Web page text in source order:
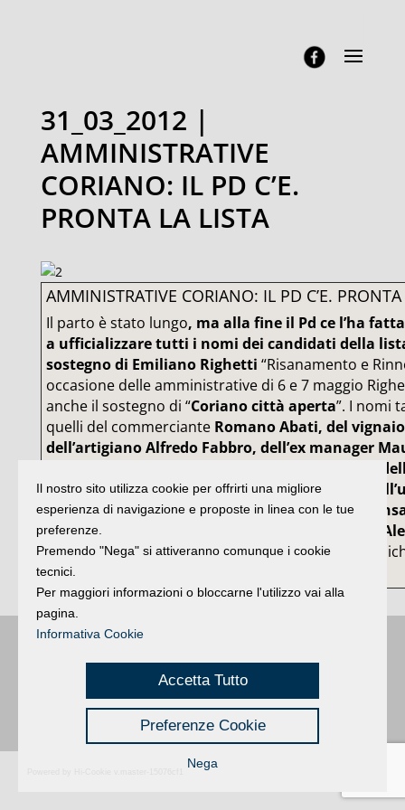
31_03_2012 |
AMMINISTRATIVE
CORIANO: IL PD C’E.
PRONTA LA LISTA
AMMINISTRATIVE CORIANO: IL PD C’E.
Il parto è stato lungo, ma alla fine il Pd ce l’ha
a ufficializzare tutti i nomi dei candidati della
sostegno di Emiliano Righetti “Risanamento e
occasione delle amministrative di 6 e 7 maggio
anche il sostegno di “Coriano città aperta”. I nomi
quelli del commerciante Romano Abati, del
dell’artigiano Alfredo Fabbro, dell’ex manager
del ricercatore universitario Cristian Paolucci,
Pamela Pasini, del musicista Eros Rambaldi,
dell’Aereonautica Luigi Romagnuolo, del
Alessandro Scognamiglio, della commerciante
Righetti ha deciso di rendere pubblica la propria
redditi e il proprio stat
registrazione n. 2 /28/02/2012|© 2024 buongiornoRimini
Privacy | Credits
Il nostro sito utilizza cookie per offrirti una migliore
esperienza di navigazione e proposte in linea con le tue
preferenze.
Premendo "Nega" si attiveranno comunque i cookie
tecnici.
Per maggiori informazioni o bloccarne l'utilizzo vai alla
pagina.
Informativa Cookie
Accetta Tutto
Preferenze Cookie
Nega